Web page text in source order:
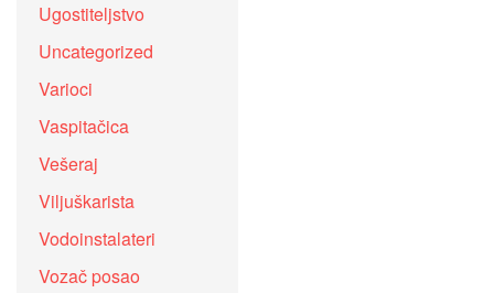
Ugostiteljstvo
Uncategorized
Varioci
Vaspitačica
Vešeraj
Viljuškarista
Vodoinstalateri
Vozač posao